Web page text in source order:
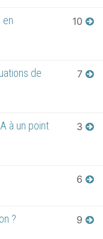
en
10
de
7
à un point
3
6
? 9